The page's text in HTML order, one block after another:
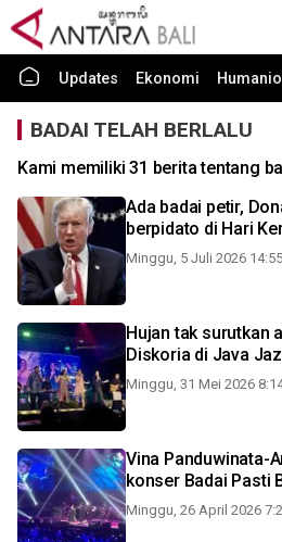
Updates Ekonomi
BADAI TELAH BERLALU
Kami memiliki 31 berita tentang
Ada badai petir,
berpidato di Hari
Minggu, 5 Juli 2026 14:55
Hujan tak surutkan
Diskoria di Java
Minggu, 31 Mei 2026
Vina Panduwinata-
konser Badai Pasti
Minggu, 26 April 2026